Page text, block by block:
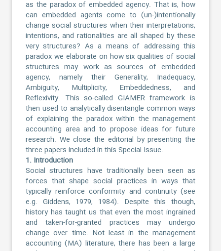
as the paradox of embedded agency. That is, how
can embedded agents come to (un-)intentionally
change social structures when their interpretations,
intentions, and rationalities are all shaped by these
very structures? As a means of addressing this
paradox we elaborate on how six qualities of social
structures may work as sources of embedded
agency, namely their Generality, Inadequacy,
Ambiguity, Multiplicity, Embeddedness, and
Reflexivity. This so-called GIAMER framework is
then used to analytically disentangle common ways
of explaining the paradox within the management
accounting area and to propose ideas for future
research. We close the editorial by presenting the
three papers included in this Special Issue.
1. Introduction
Social structures have traditionally been seen as
forces that shape social practices in ways that
typically reinforce conformity and continuity (see
e.g. Giddens, 1979, 1984). Despite this though,
history has taught us that even the most ingrained
and taken-for-granted practices may undergo
change over time. Not least in the management
accounting (MA) literature, there has been a large